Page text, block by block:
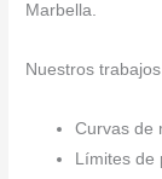
Marbella.
Nuestros
Curvas de
Límites de